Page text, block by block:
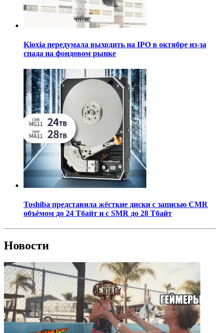
Kioxia передумала выходить на IPO в октябре из-за
спада на фондовом рынке
Toshiba представила жёсткие диски с записью CMR
объёмом до 24 Тбайт и с SMR до 28 Тбайт
Новости